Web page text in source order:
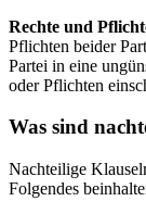
Rechte und
Pflichten beider
Partei in eine
oder Pflichten
Was sind
Nachteilige
Folgendes